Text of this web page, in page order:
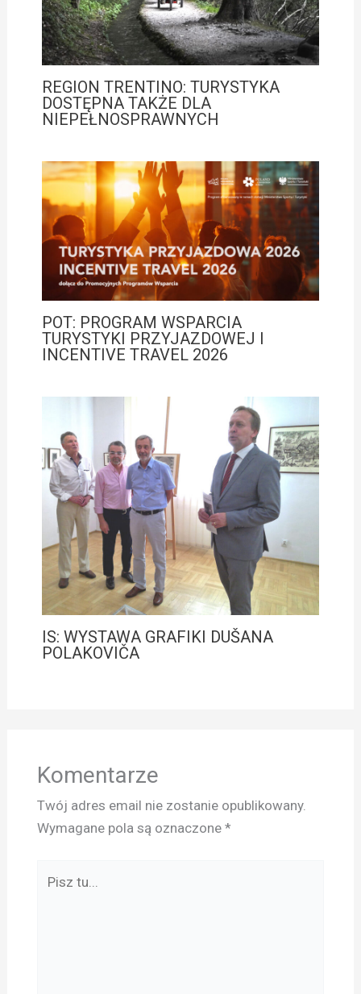
REGION TRENTINO: TURYSTYKA
DOSTĘPNA TAKŻE DLA
NIEPEŁNOSPRAWNYCH
POT: PROGRAM WSPARCIA
TURYSTYKI PRZYJAZDOWEJ I
INCENTIVE TRAVEL 2026
IS: WYSTAWA GRAFIKI DUŠANA
POLAKOVIČA
Komentarze
Twój adres email nie zostanie opublikowany.
Wymagane pola są oznaczone *